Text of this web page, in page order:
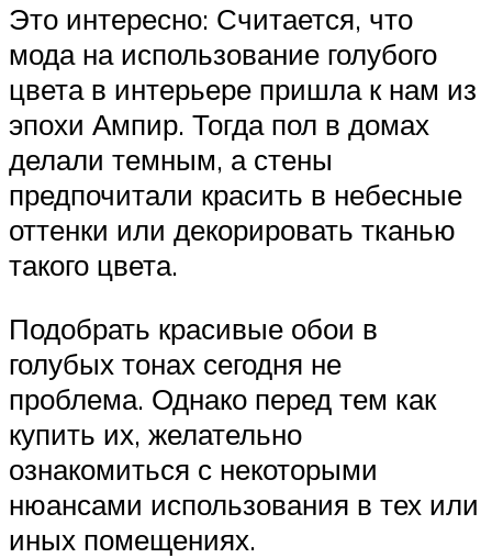
Это интересно: Считается, что
мода на использование голубого
цвета в интерьере пришла к нам из
эпохи Ампир. Тогда пол в домах
делали темным, а стены
предпочитали красить в небесные
оттенки или декорировать тканью
такого цвета.
Подобрать красивые обои в
голубых тонах сегодня не
проблема. Однако перед тем как
купить их, желательно
ознакомиться с некоторыми
нюансами использования в тех или
иных помещениях.